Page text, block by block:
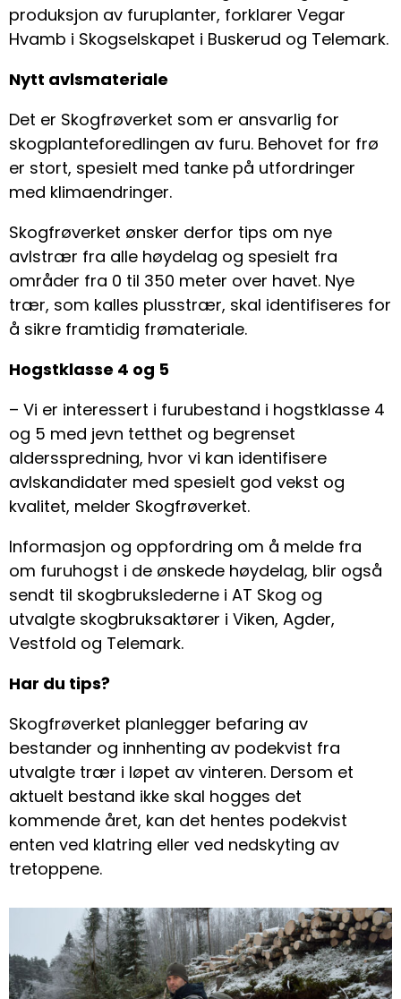
produksjon av furuplanter, forklarer Vegar
Hvamb i Skogselskapet i Buskerud og Telemark.
Nytt avlsmateriale
Det er Skogfrøverket som er ansvarlig for
skogplanteforedlingen av furu. Behovet for frø
er stort, spesielt med tanke på utfordringer
med klimaendringer.
Skogfrøverket ønsker derfor tips om nye
avlstrær fra alle høydelag og spesielt fra
områder fra 0 til 350 meter over havet. Nye
trær, som kalles plusstrær, skal identifiseres for
å sikre framtidig frømateriale.
Hogstklasse 4 og 5
– Vi er interessert i furubestand i hogstklasse 4
og 5 med jevn tetthet og begrenset
aldersspredning, hvor vi kan identifisere
avlskandidater med spesielt god vekst og
kvalitet, melder Skogfrøverket.
Informasjon og oppfordring om å melde fra
om furuhogst i de ønskede høydelag, blir også
sendt til skogbrukslederne i AT Skog og
utvalgte skogbruksaktører i Viken, Agder,
Vestfold og Telemark.
Har du tips?
Skogfrøverket planlegger befaring av
bestander og innhenting av podekvist fra
utvalgte trær i løpet av vinteren. Dersom et
aktuelt bestand ikke skal hogges det
kommende året, kan det hentes podekvist
enten ved klatring eller ved nedskyting av
tretoppene.